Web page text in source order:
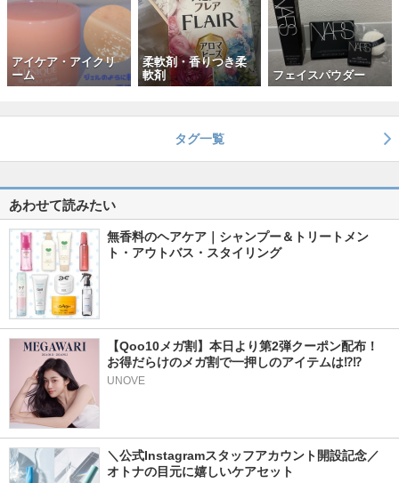
アイケア・アイクリ
ーム
柔軟剤・香りつき柔
軟剤
フェイスパウダー
タグ一覧
あわせて読みたい
無香料のヘアケア｜シャンプー＆トリートメン
ト・アウトバス・スタイリング
【Qoo10メガ割】本日より第2弾クーポン配布！
お得だらけのメガ割で一押しのアイテムは⁉⁉
UNOVE
＼公式Instagramスタッフアカウント開設記念／
オトナの目元に嬉しいケアセット